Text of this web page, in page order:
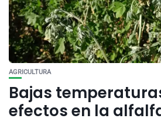
AGRICULTURA
Bajas
efectos en la